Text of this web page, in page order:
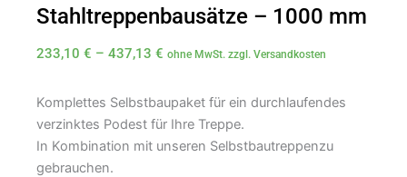
Stahltreppenbausätze – 1000 mm
233,10 € – 437,13 € Preisspanne:
bis
437,13 €
ohne MwSt. zzgl. Versandkosten
Komplettes Selbstbaupaket für ein durchlaufendes
verzinktes Podest für Ihre Treppe.
In Kombination mit unseren Selbstbautreppenzu
gebrauchen.